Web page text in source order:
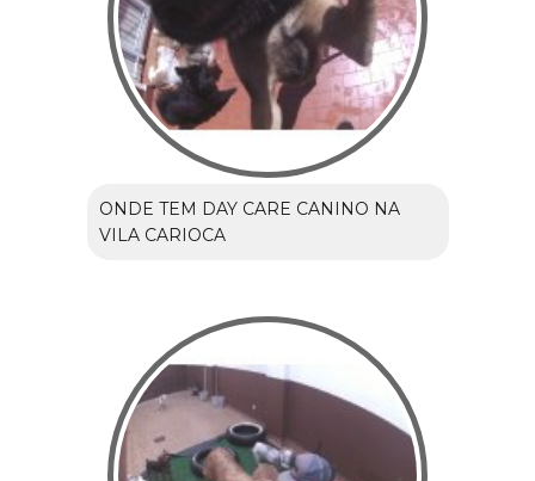
ONDE TEM DAY CARE CANINO NA
VILA CARIOCA